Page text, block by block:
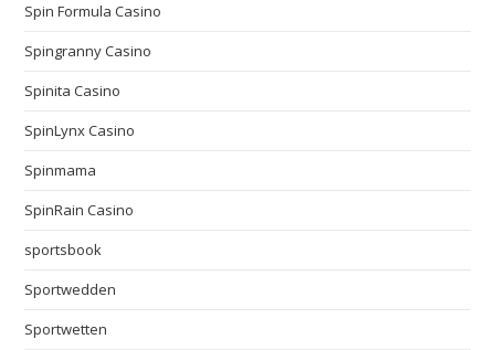
Spin Formula Casino
Spingranny Casino
Spinita Casino
SpinLynx Casino
Spinmama
SpinRain Casino
sportsbook
Sportwedden
Sportwetten